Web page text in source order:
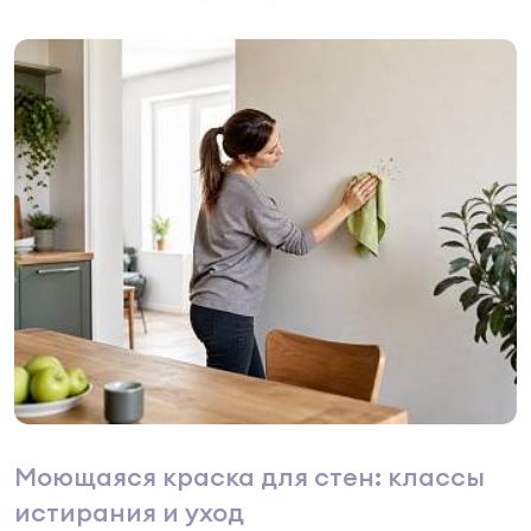
Моющаяся краска для стен: классы
истирания и уход